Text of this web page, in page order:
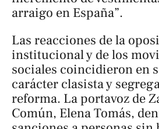
arraigo en España”.
Las reacciones de la
institucional y de los
sociales coincidieron en
carácter clasista y
reforma. La portavoz de
Común, Elena Tomás,